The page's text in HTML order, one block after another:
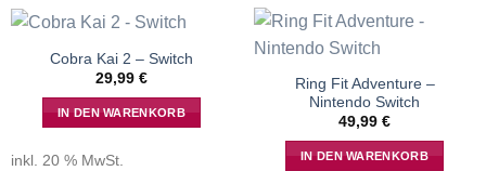
Cobra Kai 2 – Switch
29,99 €
IN DEN WARENKORB
inkl. 20 % MwSt.
Ring Fit Adventure –
Nintendo Switch
49,99 €
IN DEN WARENKORB